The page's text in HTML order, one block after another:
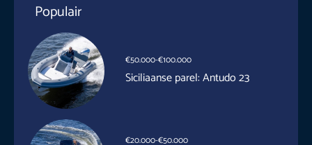
Populair
€50.000-€100.000
Siciliaanse parel: Antudo 23
€20.000-€50.000